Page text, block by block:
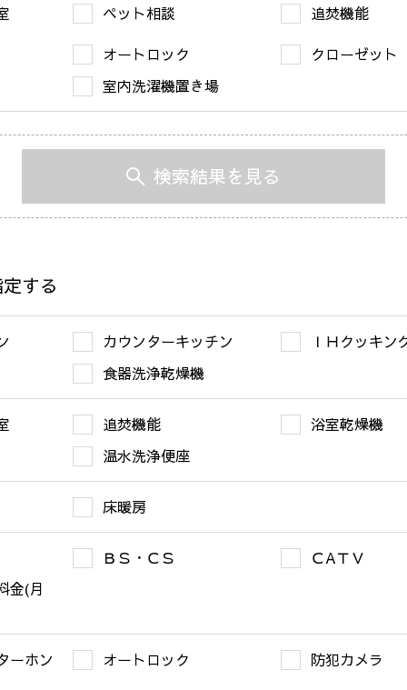
ペット相談
追焚機能
オートロック
クローゼット
室内洗濯機置き場
検索結果を見る
する
カウンターキッチン
ＩＨクッキン
食器洗浄乾燥機
追焚機能
浴室乾燥機
温水洗浄便座
床暖房
ＢＳ・ＣＳ
ＣAＴＶ
金(月
ーホン オートロック 防犯カメラ